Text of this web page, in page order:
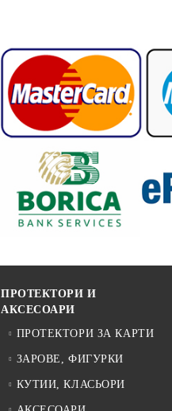
ПРОТЕКТОРИ И
АКСЕСОАРИ
ПРОТЕКТОРИ ЗА КАРТИ
ЗАРОВЕ, ФИГУРКИ
КУТИИ, КЛАСЬОРИ